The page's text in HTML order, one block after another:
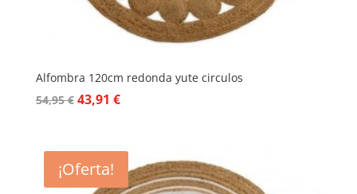
Alfombra 120cm redonda yute circulos
54,95€ El
era:
54,95 €.
43,91 €El
es:
43,91 €.
¡Oferta!